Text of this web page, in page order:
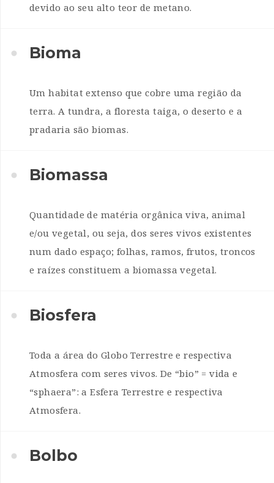
devido ao seu alto teor de metano.
Bioma
Um habitat extenso que cobre uma região da
terra. A tundra, a floresta taiga, o deserto e a
pradaria são biomas.
Biomassa
Quantidade de matéria orgânica viva, animal
e/ou vegetal, ou seja, dos seres vivos existentes
num dado espaço; folhas, ramos, frutos, troncos
e raízes constituem a biomassa vegetal.
Biosfera
Toda a área do Globo Terrestre e respectiva
Atmosfera com seres vivos. De “bio” = vida e
“sphaera”: a Esfera Terrestre e respectiva
Atmosfera.
Bolbo